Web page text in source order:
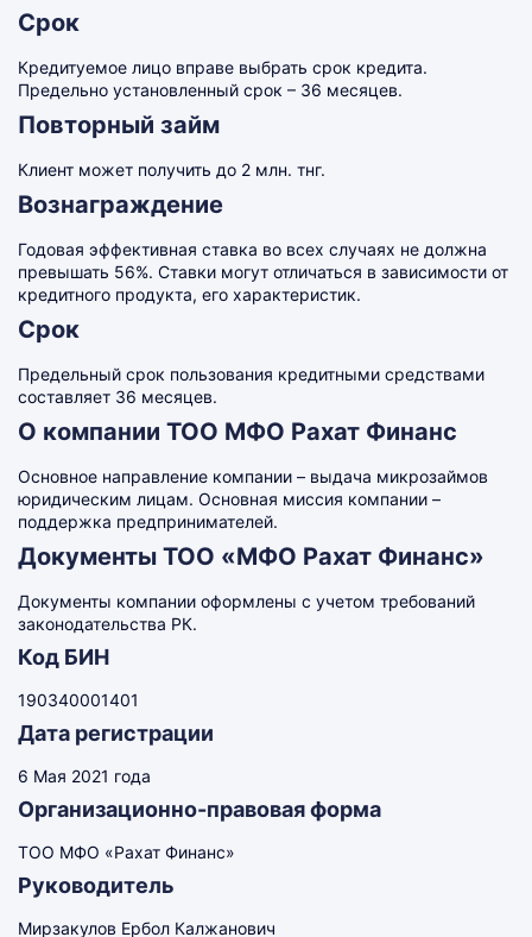
Срок
Кредитуемое лицо вправе выбрать срок кредита.
Предельно установленный срок – 36 месяцев.
Повторный займ
Клиент может получить до 2 млн. тнг.
Вознаграждение
Годовая эффективная ставка во всех случаях не должна
превышать 56%. Ставки могут отличаться в зависимости от
кредитного продукта, его характеристик.
Срок
Предельный срок пользования кредитными средствами
составляет 36 месяцев.
О компании ТОО МФО Рахат Финанс
Основное направление компании – выдача микрозаймов
юридическим лицам. Основная миссия компании –
поддержка предпринимателей.
Документы ТОО «МФО Рахат Финанс»
Документы компании оформлены с учетом требований
законодательства РК.
Код БИН
190340001401
Дата регистрации
6 Мая 2021 года
Организационно-правовая форма
ТОО МФО «Рахат Финанс»
Руководитель
Мирзакулов Ербол Калжанович